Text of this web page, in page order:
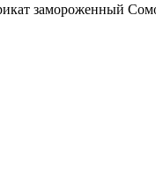
замороженный